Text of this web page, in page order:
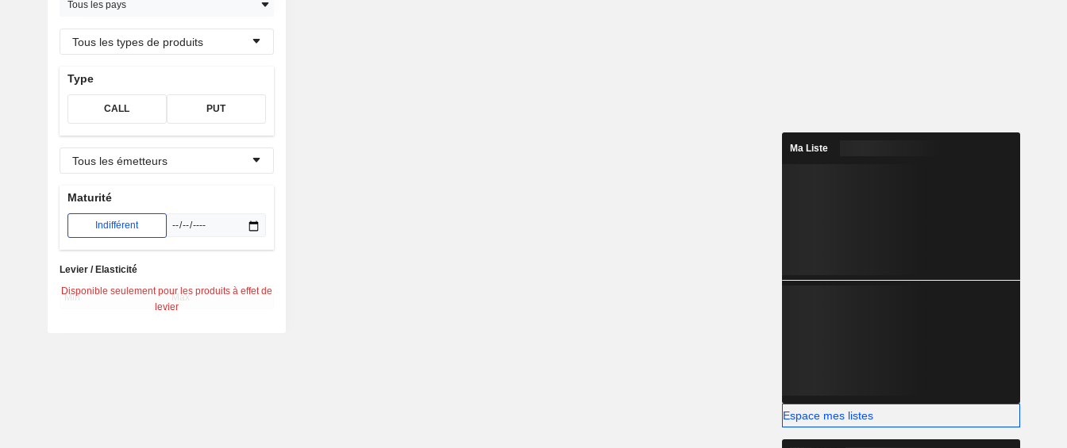
Tous les pays
Tous les types de produits
Type
CALL PUT
Tous les émetteurs
Maturité
Indifférent
Disponible seulement pour les produits à effet de
levier
Levier / Elasticité
Ma Liste
Espace mes listes